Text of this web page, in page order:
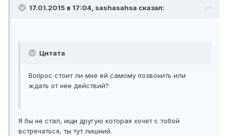
17.01.2015 в 17:04, sashasahsa сказал:
Цитата
Вопрос стоит ли мне ей самому позвонить или
ждать от нее действий?
Я бы не стал, ищи другую которая хочет с тобой
встречаться, ты тут лишний.